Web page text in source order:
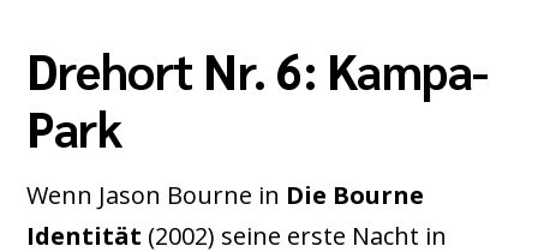
Drehort Nr. 6: Kampa-
Park
Wenn Jason Bourne in Die Bourne
Identität (2002) seine erste Nacht in